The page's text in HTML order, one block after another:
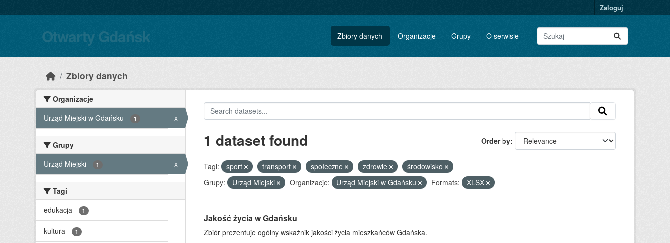
Zaloguj
Otwarty Gdańsk Zbiory danych Organizacje Grupy O serwisie
Zbiory danych
Organizacje
Urząd Miejski w Gdańsku - 1 x
Grupy
Urząd Miejski - 1 x
Tagi
edukacja - 1
kultura - 1
Order by
1 dataset found
Tagi: sport transport społeczne zdrowie
środowisko
Grupy:
Urząd Miejski Organizacje: Urząd Miejski w Gdańsku Formats: XLSX
Jakość życia w Gdańsku
Zbiór prezentuje ogólny wskaźnik jakości życia mieszkańców Gdańska.